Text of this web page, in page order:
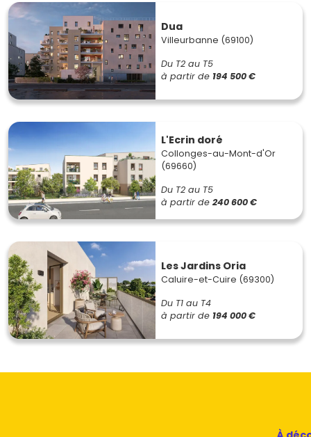
Dua
Villeurbanne (69100)
Du T2 au T5
à partir de 194 500 €
L'Ecrin doré
Collonges-au-Mont-d'Or
(69660)
Du T2 au T5
à partir de 240 600 €
Les Jardins Oria
Caluire-et-Cuire (69300)
Du T1 au T4
à partir de 194 000 €